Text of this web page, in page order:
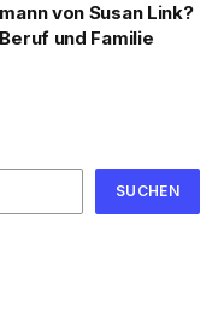
von Susan Link?
und Familie
SUCHEN